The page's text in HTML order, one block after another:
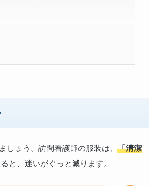
ょう。訪問看護師の服装は、 「清潔
と、迷いがぐっと減ります。